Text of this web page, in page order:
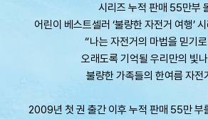
시리즈 누적 판매 55만부
어린이 베스트셀러 ‘불량한 자전거 여행’
“나는 자전거의 마법을 믿기
오래도록 기억될 우리만의 빛
불량한 가족들의 한여름 자전
2009년 첫 권 출간 이후 누적 판매 55만 부